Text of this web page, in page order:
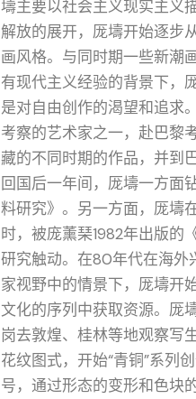
壔主要以社会主义现实主义
解放的展开，厐壔开始逐步
画风格。与同时期一些新潮
有现代主义经验的背景下，
是对自由创作的渴望和追求
考察的艺术家之一，赴巴黎
藏的不同时期的作品，并到
回国后一年间，厐壔一方面
料研究》。另一方面，厐壔
时，被庞薰琹1982年出版的
研究触动。在80年代在海外
家视野中的情景下，厐壔开
文化的序列中获取资源。厐
岗去敦煌、桂林等地观察写
花纹图式，开始“青铜”系列
号，通过形态的变形和色块